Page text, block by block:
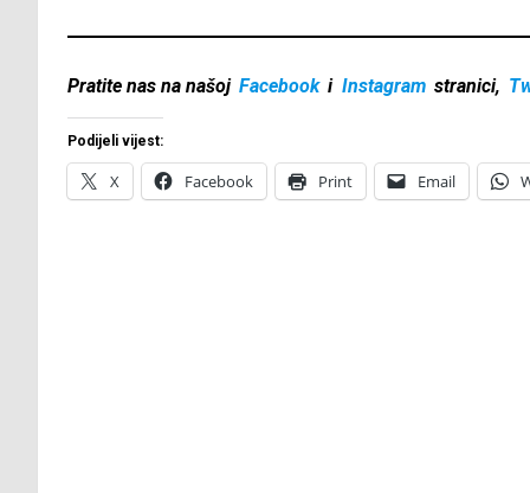
Pratite nas na našoj Facebook i Instagram stranici,
Podijeli vijest:
X Facebook Print Email